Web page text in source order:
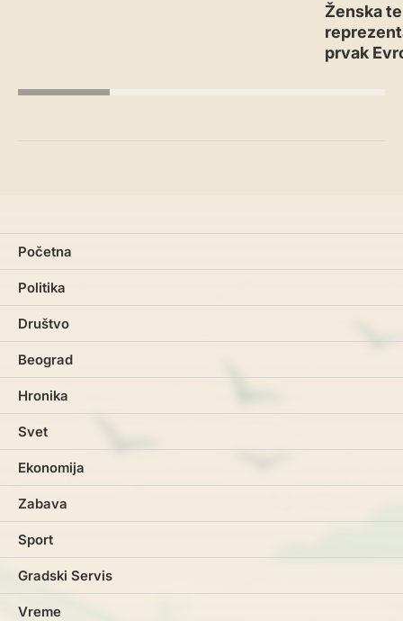
Ženska
prvak
Početna
Politika
Društvo
Beograd
Hronika
Svet
Ekonomija
Zabava
Sport
Gradski Servis
Vreme